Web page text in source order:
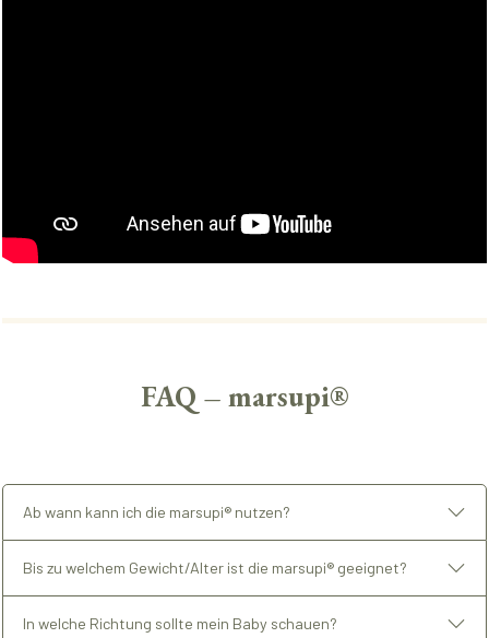
FAQ – marsupi®
Ab wann kann ich die marsupi® nutzen?
Bis zu welchem Gewicht/Alter ist die marsupi® geeignet?
In welche Richtung sollte mein Baby schauen?